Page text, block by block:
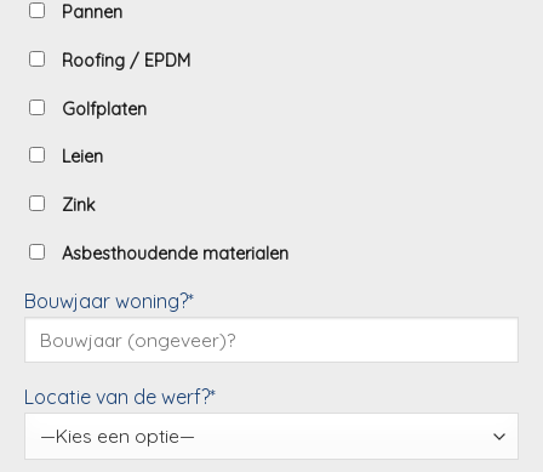
Pannen
Roofing / EPDM
Golfplaten
Leien
Zink
Asbesthoudende materialen
Bouwjaar woning?*
Locatie van de werf?*